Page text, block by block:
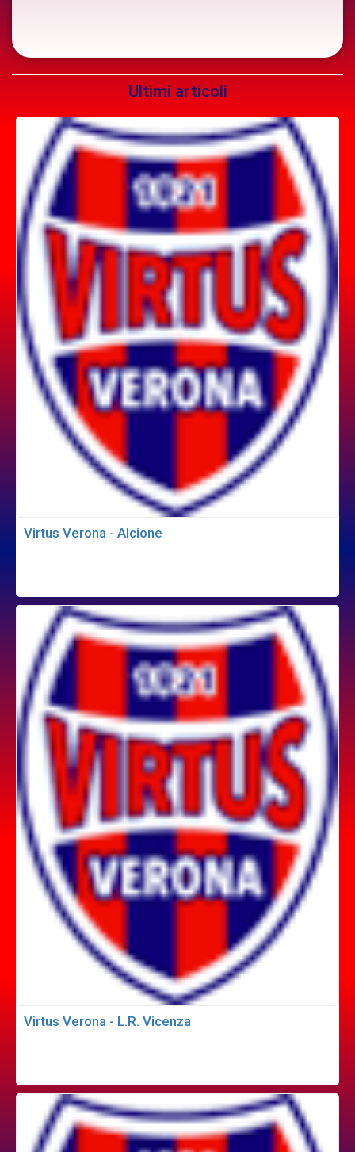
Ultimi articoli
Virtus Verona - Alcione
Virtus Verona - L.R. Vicenza